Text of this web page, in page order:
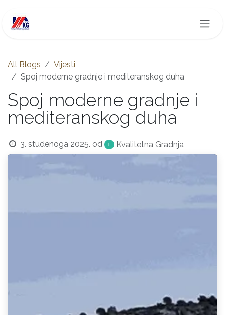
All Blogs
Vijesti
Spoj moderne gradnje i mediteranskog duha
Spoj moderne gradnje i
mediteranskog duha
3. studenoga 2025. od Kvalitetna Gradnja